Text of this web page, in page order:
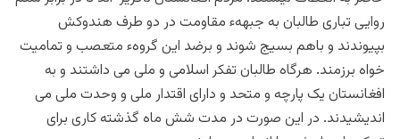
روایی تباری طالبان به جبههء مقاومت در دو طرف هندوکش
بپیوندند و باهم بسیج شوند و برضد این گروهء متعصب و تمامیت
خواه برزمند. هرگاه طالبان تفکر اسلامی و ملی می داشتند و به
افغانستان یک پارچه و متحد و دارای اقتدار ملی و وحدت ملی می
اندیشیدند. در این صورت در مدت شش ماه گذشته کاری برای